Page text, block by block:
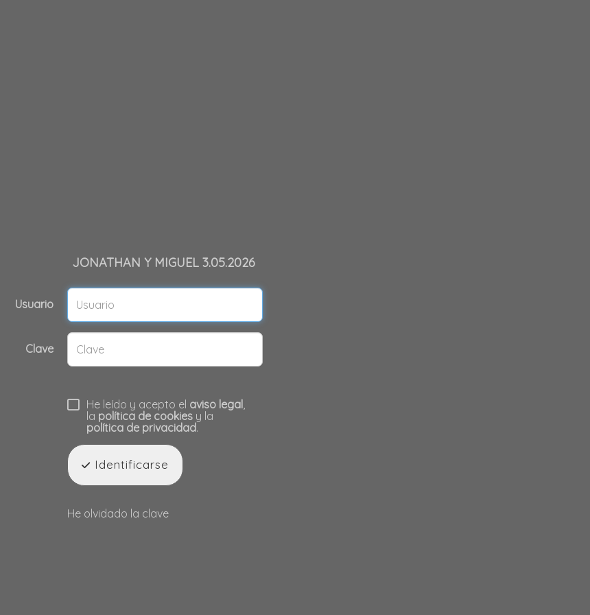
JONATHAN Y MIGUEL 3.05.2026
Usuario
Clave
He leído y acepto el aviso legal
la política de cookies y la
política de privacidad.
Identificarse
He olvidado la clave